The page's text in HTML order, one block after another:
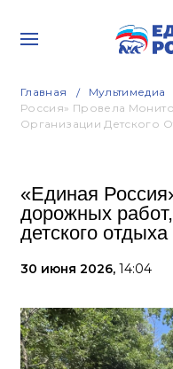
Главная Мультимедиа
Россия» Провела
Организации Детского
«Единая
дорожных
детского отдыха
30 июня 2026, 14:04